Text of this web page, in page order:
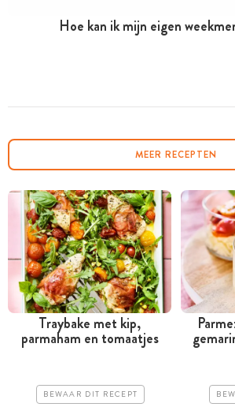
Hoe kan ik mijn eigen
MEER RECEPTEN
Traybake met kip,
parmaham en tomaatjes
BEWAAR DIT RECEPT